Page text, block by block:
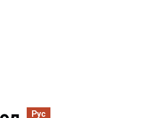
Рус